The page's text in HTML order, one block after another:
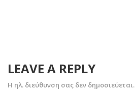
LEAVE A REPLY
Η ηλ. διεύθυνση σας δεν δημοσιεύεται.